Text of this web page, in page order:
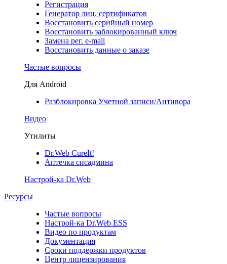
Регистрация
Генератор лиц. сертификатов
Восстановить серийный номер
Восстановить заблокированный ключ
Замена рег. e-mail
Восстановить данные о заказе
Частые вопросы
Для Android
Разблокировка Учетной записи/Антивора
Видео
Утилиты
Dr.Web CureIt!
Аптечка сисадмина
Настрой-ка Dr.Web
Ресурсы
Частые вопросы
Настрой-ка Dr.Web ESS
Видео по продуктам
Документация
Сроки поддержки продуктов
Центр лицензирования